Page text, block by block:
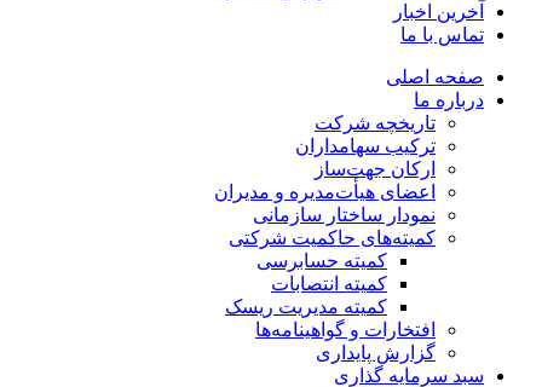
آخرین اخبار
تماس با ما
صفحه اصلی
درباره ما
تاریخچه شرکت
ترکیب سهامداران
ارکان جهت‌ساز
اعضای هیأت‌مدیره و مدیران
نمودار ساختار سازمانی
کمیته‌های حاکمیت شرکتی
کمیته حسابرسی
کمیته انتصابات
کمیته مدیریت ریسک
افتخارات و گواهینامه‌ها
گزارش پایداری
سبد سرمایه گذاری